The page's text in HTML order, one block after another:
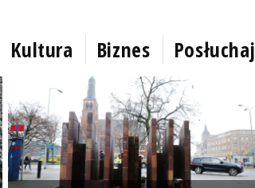
Kultura Biznes Posłuchaj